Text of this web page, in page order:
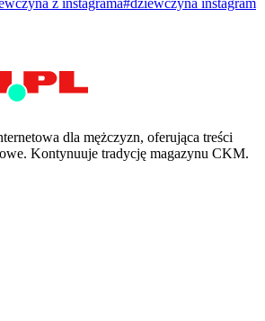
dla mężczyzn, oferująca treści
Kontynuuje tradycję magazynu CKM.